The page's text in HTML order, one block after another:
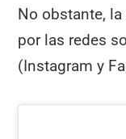
No obstante,
por las redes
(Instagram y